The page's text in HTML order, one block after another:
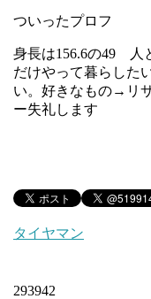
ついったプロフ
身長は156.6の49 人
だけやって暮らした
い。好きなもの→リ
ー失礼します
タイヤマン
293942